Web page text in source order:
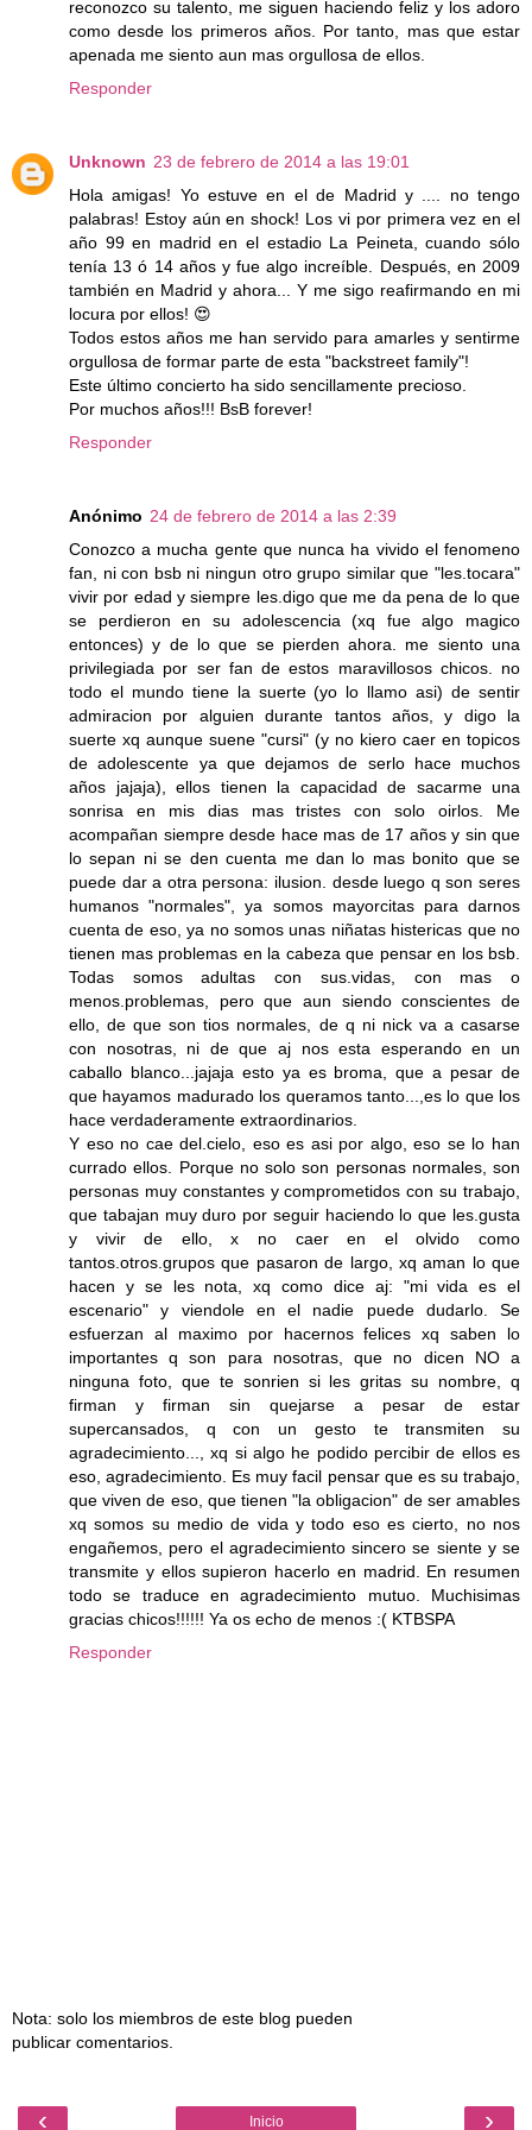
reconozco su talento, me siguen haciendo feliz y los adoro
como desde los primeros años. Por tanto, mas que estar
apenada me siento aun mas orgullosa de ellos.
Responder
Unknown 23 de febrero de 2014 a las 19:01
Hola amigas! Yo estuve en el de Madrid y .... no tengo
palabras! Estoy aún en shock! Los vi por primera vez en el
año 99 en madrid en el estadio La Peineta, cuando sólo
tenía 13 ó 14 años y fue algo increíble. Después, en 2009
también en Madrid y ahora... Y me sigo reafirmando en mi
locura por ellos! 😍
Todos estos años me han servido para amarles y sentirme
orgullosa de formar parte de esta "backstreet family"!
Este último concierto ha sido sencillamente precioso.
Por muchos años!!! BsB forever!
Responder
Anónimo 24 de febrero de 2014 a las 2:39
Conozco a mucha gente que nunca ha vivido el fenomeno
fan, ni con bsb ni ningun otro grupo similar que "les.tocara"
vivir por edad y siempre les.digo que me da pena de lo que
se perdieron en su adolescencia (xq fue algo magico
entonces) y de lo que se pierden ahora. me siento una
privilegiada por ser fan de estos maravillosos chicos. no
todo el mundo tiene la suerte (yo lo llamo asi) de sentir
admiracion por alguien durante tantos años, y digo la
suerte xq aunque suene "cursi" (y no kiero caer en topicos
de adolescente ya que dejamos de serlo hace muchos
años jajaja), ellos tienen la capacidad de sacarme una
sonrisa en mis dias mas tristes con solo oirlos. Me
acompañan siempre desde hace mas de 17 años y sin que
lo sepan ni se den cuenta me dan lo mas bonito que se
puede dar a otra persona: ilusion. desde luego q son seres
humanos "normales", ya somos mayorcitas para darnos
cuenta de eso, ya no somos unas niñatas histericas que no
tienen mas problemas en la cabeza que pensar en los bsb.
Todas somos adultas con sus.vidas, con mas o
menos.problemas, pero que aun siendo conscientes de
ello, de que son tios normales, de q ni nick va a casarse
con nosotras, ni de que aj nos esta esperando en un
caballo blanco...jajaja esto ya es broma, que a pesar de
que hayamos madurado los queramos tanto...,es lo que los
hace verdaderamente extraordinarios.
Y eso no cae del.cielo, eso es asi por algo, eso se lo han
currado ellos. Porque no solo son personas normales, son
personas muy constantes y comprometidos con su trabajo,
que tabajan muy duro por seguir haciendo lo que les.gusta
y vivir de ello, x no caer en el olvido como
tantos.otros.grupos que pasaron de largo, xq aman lo que
hacen y se les nota, xq como dice aj: "mi vida es el
escenario" y viendole en el nadie puede dudarlo. Se
esfuerzan al maximo por hacernos felices xq saben lo
importantes q son para nosotras, que no dicen NO a
ninguna foto, que te sonrien si les gritas su nombre, q
firman y firman sin quejarse a pesar de estar
supercansados, q con un gesto te transmiten su
agradecimiento..., xq si algo he podido percibir de ellos es
eso, agradecimiento. Es muy facil pensar que es su trabajo,
que viven de eso, que tienen "la obligacion" de ser amables
xq somos su medio de vida y todo eso es cierto, no nos
engañemos, pero el agradecimiento sincero se siente y se
transmite y ellos supieron hacerlo en madrid. En resumen
todo se traduce en agradecimiento mutuo. Muchisimas
gracias chicos!!!!!! Ya os echo de menos :( KTBSPA
Responder
Nota: solo los miembros de este blog pueden
publicar comentarios.
‹ ›
Inicio